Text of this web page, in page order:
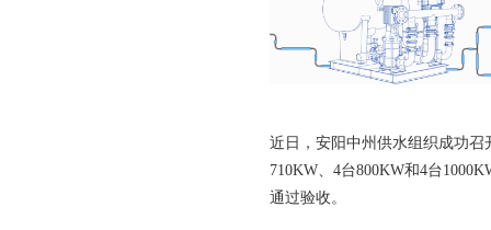
近日，安阳中州供水组织成功
710KW、4台800KW和4台
通过验收。